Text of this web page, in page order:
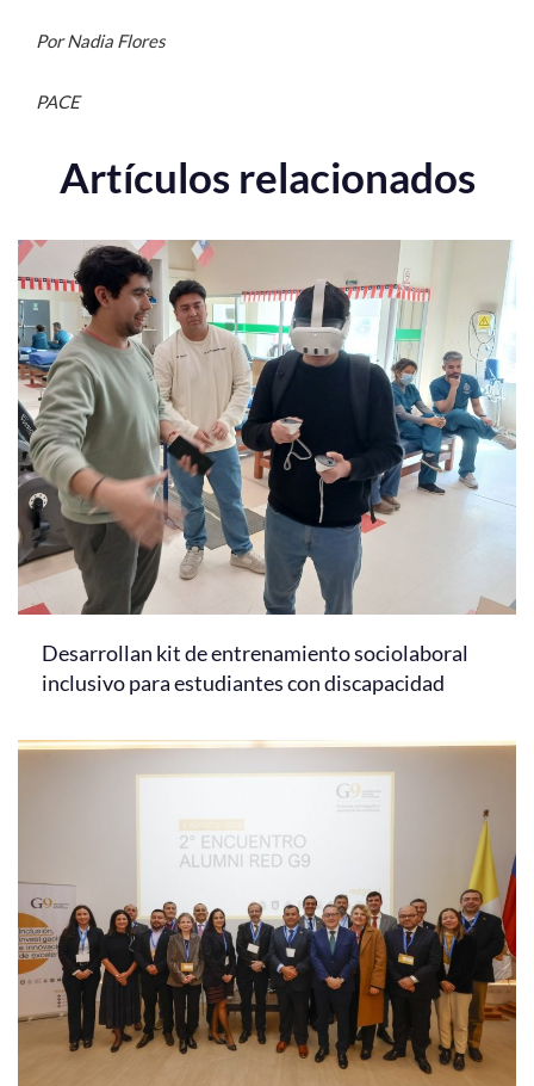
Por Nadia Flores
PACE
Artículos relacionados
Desarrollan kit de entrenamiento sociolaboral
inclusivo para estudiantes con discapacidad